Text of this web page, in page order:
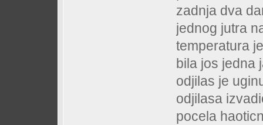
zadnja dva
jednog jutra
temperatura
bila jos jedna
odjilas je
odjilasa
pocela